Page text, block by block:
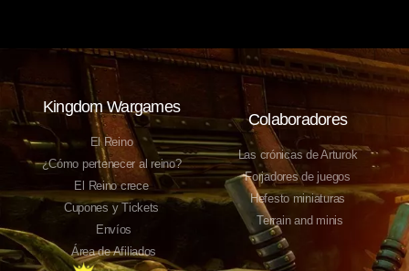
Kingdom Wargames
El Reino
¿Cómo pertenecer al reino?
El Reino crece
Cupones y Tickets
Envíos
Área de Afiliados
Colaboradores
Las crónicas de Arturok
Forjadores de juegos
Hefesto miniaturas
Terrain and minis